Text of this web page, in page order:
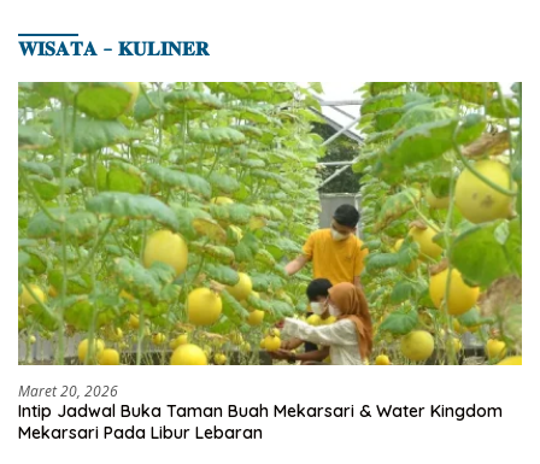
𝐖𝐈𝐒𝐀𝐓𝐀 – 𝐊𝐔𝐋𝐈𝐍𝐄𝐑
Maret 20, 2026
Intip Jadwal Buka Taman Buah Mekarsari & Water Kingdom
Mekarsari Pada Libur Lebaran